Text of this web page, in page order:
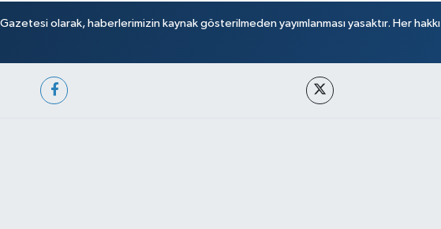
olarak, haberlerimizin kaynak gösterilmeden yayımlanması yasaktır. Her hakkı